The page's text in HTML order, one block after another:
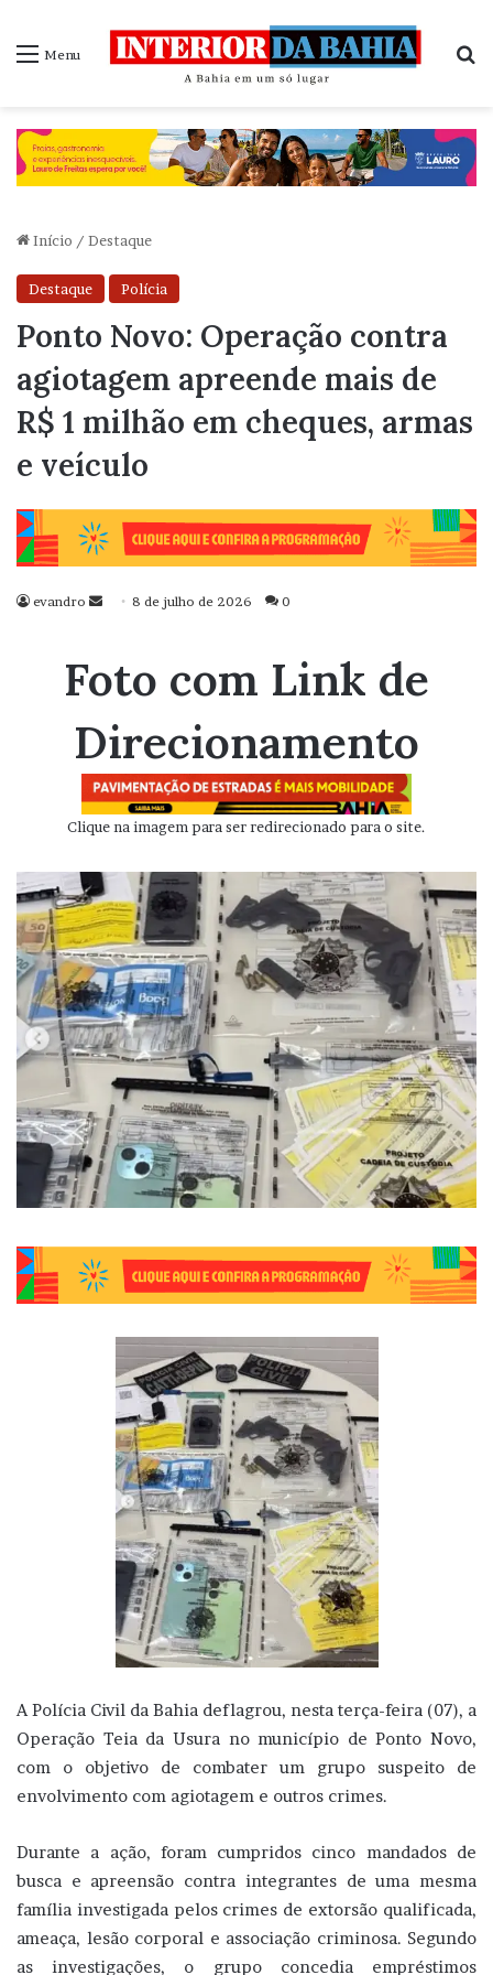
Menu
Início / Destaque
Destaque Polícia
Ponto Novo: Operação contra
agiotagem apreende mais de
R$ 1 milhão em cheques, armas
e veículo
evandro
Mande
mail
8 de julho de 2026 0
Foto com Link de
Direcionamento
Clique na imagem para ser redirecionado para o site.
A Polícia Civil da Bahia deflagrou, nesta terça-feira (07), a
Operação Teia da Usura no município de Ponto Novo,
com o objetivo de combater um grupo suspeito de
envolvimento com agiotagem e outros crimes.
Durante a ação, foram cumpridos cinco mandados de
busca e apreensão contra integrantes de uma mesma
família investigada pelos crimes de extorsão qualificada,
ameaça, lesão corporal e associação criminosa. Segundo
as investigações, o grupo concedia empréstimos